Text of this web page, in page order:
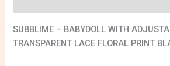
SUBBLIME – BABYDOLL WITH
TRANSPARENT LACE FLORAL PRINT